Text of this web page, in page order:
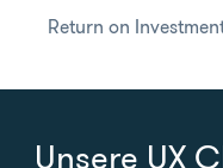
Return on
Unsere UX